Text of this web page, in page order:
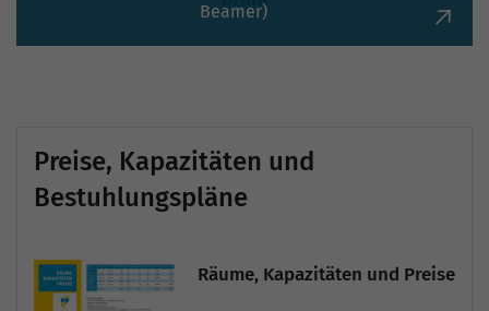
Beamer)
Preise, Kapazitäten und
Bestuhlungspläne
Räume, Kapazitäten und Preise